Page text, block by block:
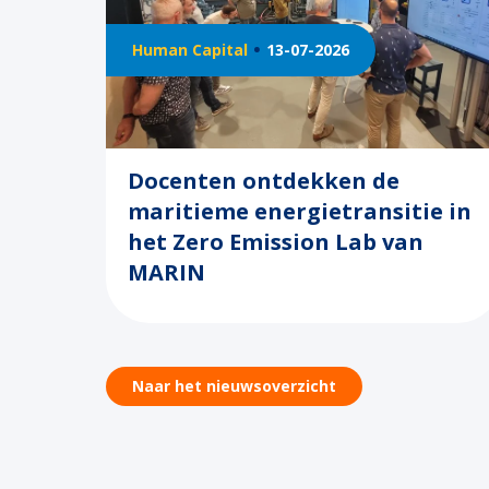
Human Capital 13-07-2026
Docenten ontdekken de
maritieme energietransitie in
het Zero Emission Lab van
MARIN
Naar het nieuwsoverzicht